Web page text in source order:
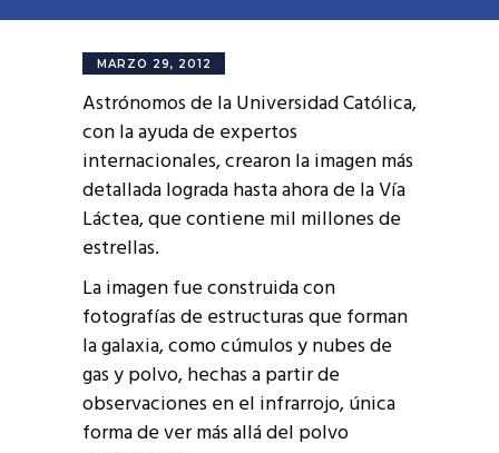
MARZO 29, 2012
Astrónomos de la Universidad Católica,
con la ayuda de expertos
internacionales, crearon la imagen más
detallada lograda hasta ahora de la Vía
Láctea, que contiene mil millones de
estrellas.
La imagen fue construida con
fotografías de estructuras que forman
la galaxia, como cúmulos y nubes de
gas y polvo, hechas a partir de
observaciones en el infrarrojo, única
forma de ver más allá del polvo